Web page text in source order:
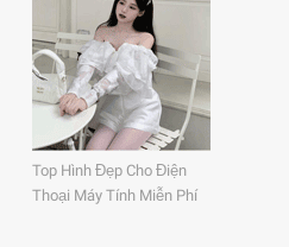
Top Hình Đẹp Cho Điện
Thoại Máy Tính Miễn Phí